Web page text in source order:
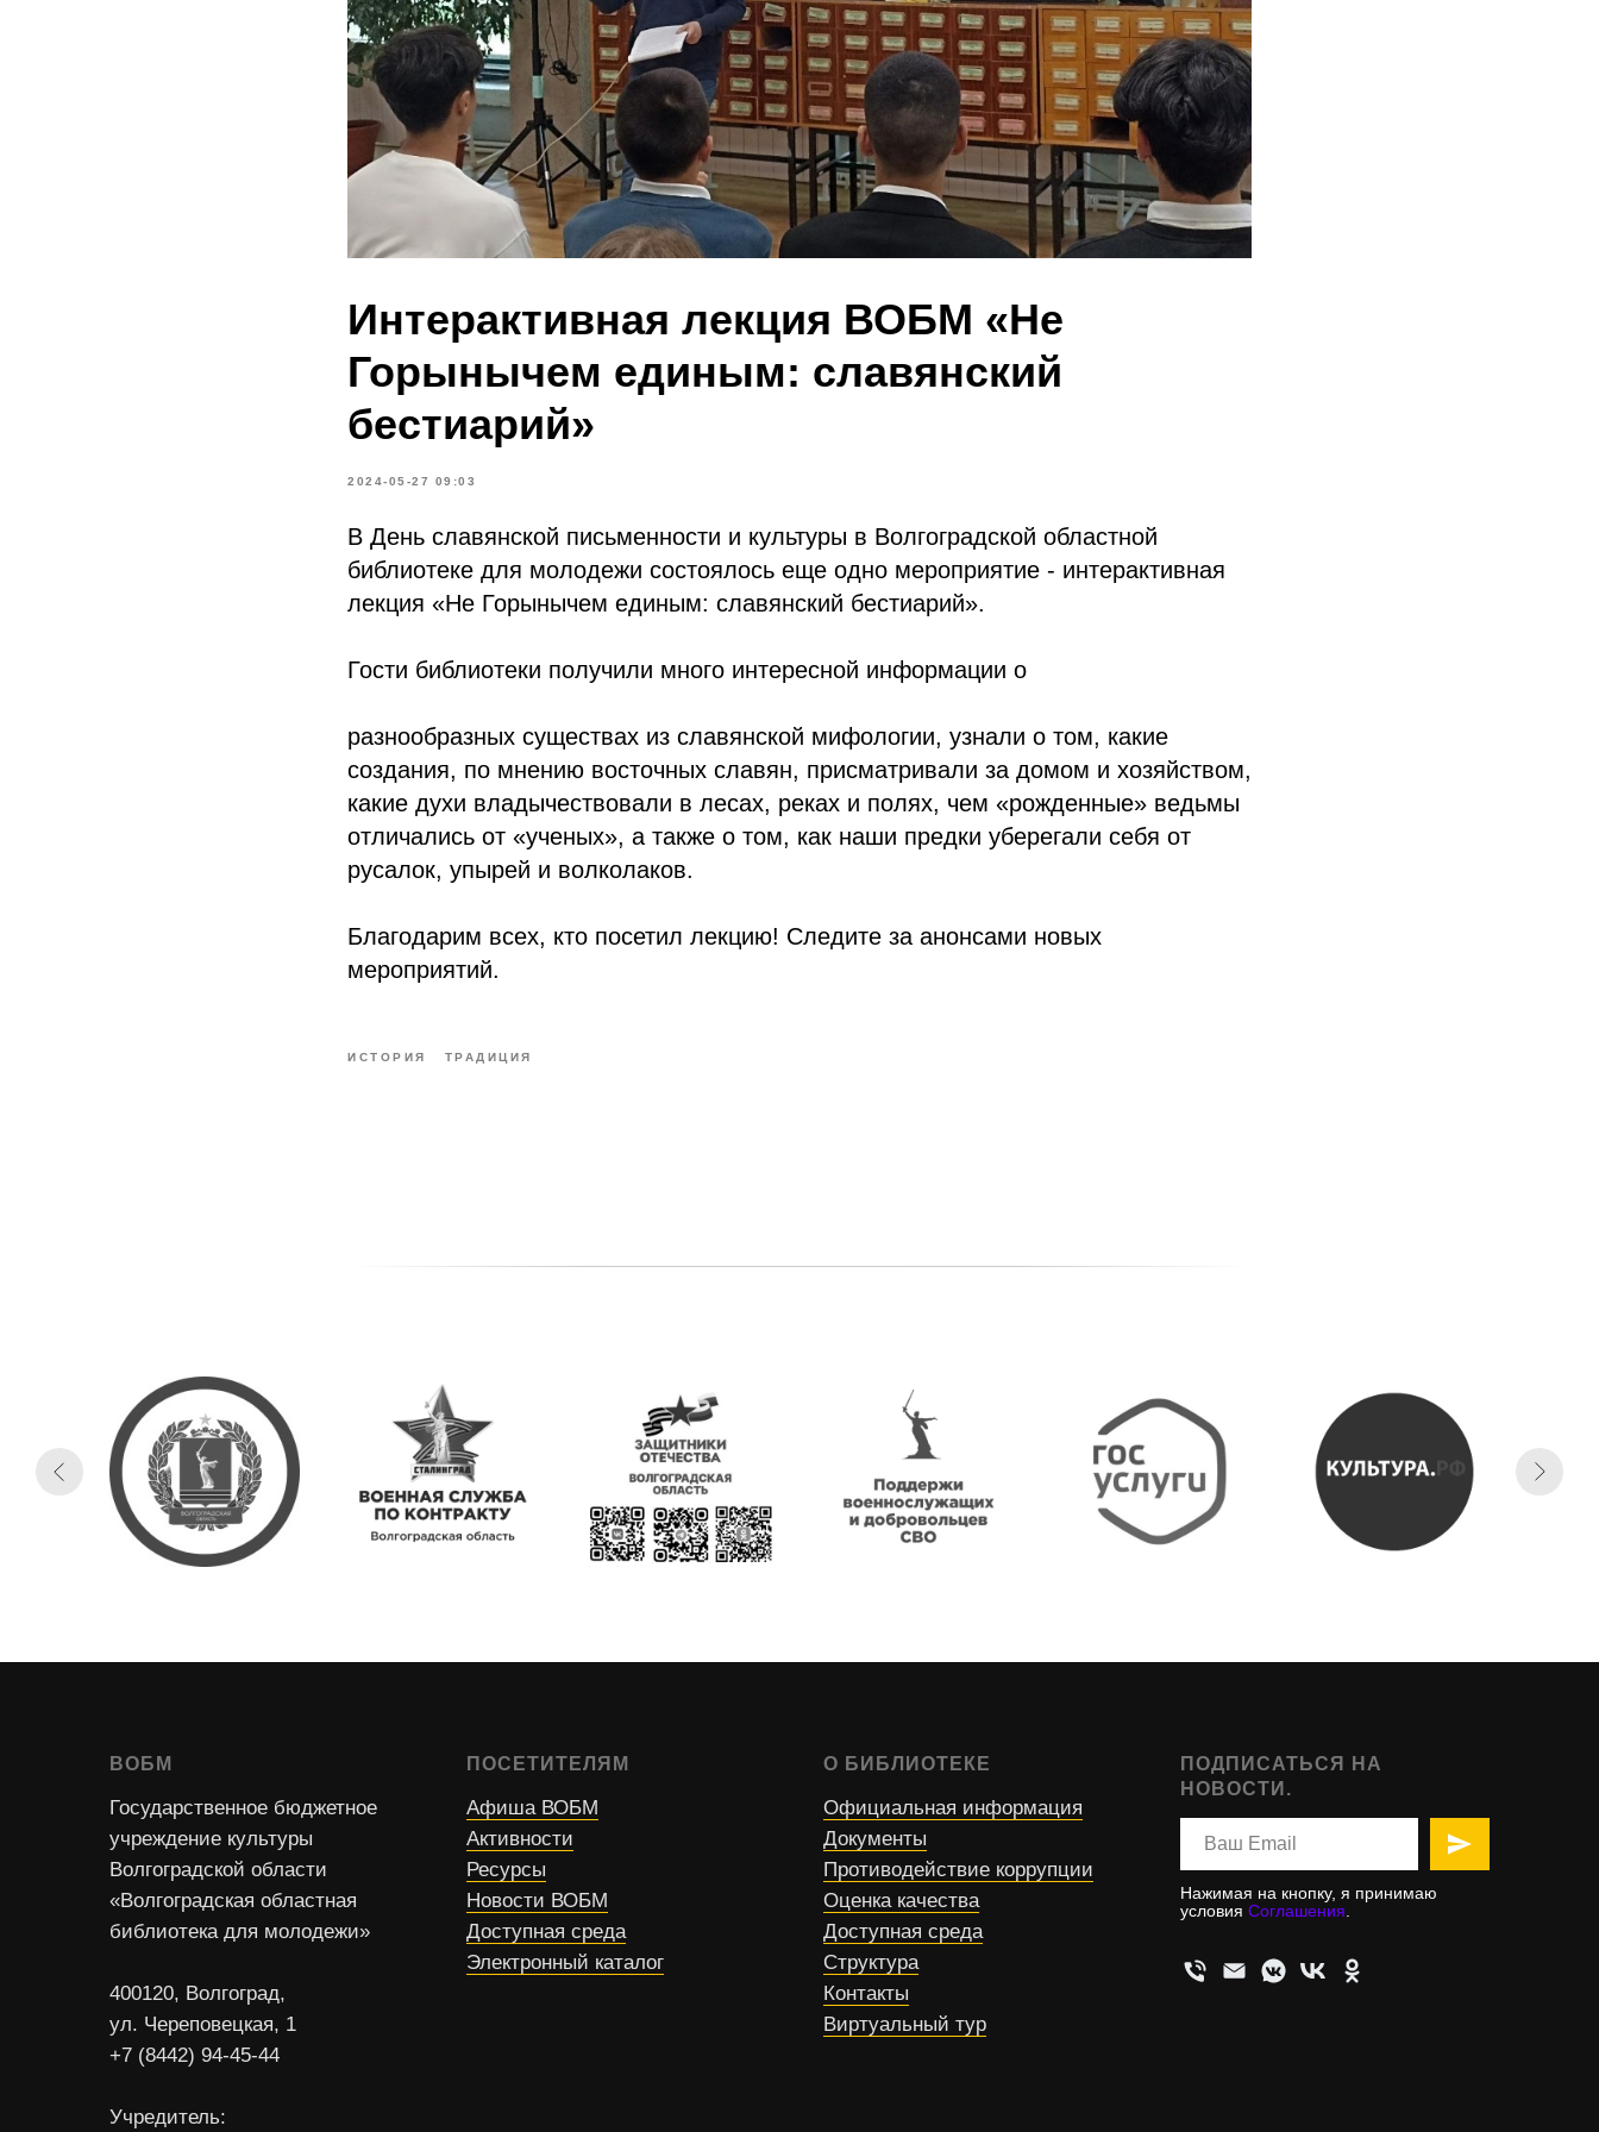
Интерактивная лекция ВОБМ «Не
Горынычем единым: славянский
бестиарий»
2024-05-27 09:03
В День славянской письменности и культуры в Волгоградской областной
библиотеке для молодежи состоялось еще одно мероприятие - интерактивная
лекция «Не Горынычем единым: славянский бестиарий».
Гости библиотеки получили много интересной информации о
разнообразных существах из славянской мифологии, узнали о том, какие
создания, по мнению восточных славян, присматривали за домом и хозяйством,
какие духи владычествовали в лесах, реках и полях, чем «рожденные» ведьмы
отличались от «ученых», а также о том, как наши предки уберегали себя от
русалок, упырей и волколаков.
Благодарим всех, кто посетил лекцию! Следите за анонсами новых
мероприятий.
ИСТОРИЯ ТРАДИЦИЯ
ВОБМ
Государственное бюджетное
учреждение культуры
Волгоградской области
«Волгоградская областная
библиотека для молодежи»
400120, Волгоград,
ул. Череповецкая, 1
+7 (8442) 94-45-44
Учредитель:
ПОСЕТИТЕЛЯМ
Афиша ВОБМ
Активности
Ресурсы
Новости ВОБМ
Доступная среда
Электронный каталог
О БИБЛИОТЕКЕ
Официальная информация
Документы
Противодействие коррупции
Оценка качества
Доступная среда
Структура
Контакты
Виртуальный тур
ПОДПИСАТЬСЯ НА
НОВОСТИ.
Нажимая на кнопку, я принимаю
условия Соглашения